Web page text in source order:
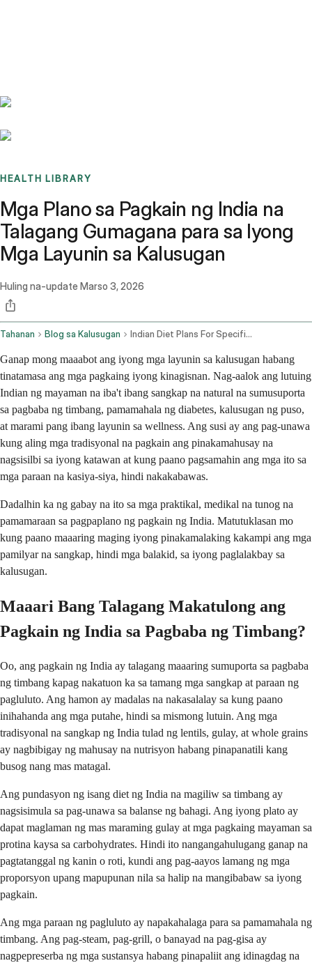
HEALTH LIBRARY
Mga Plano sa Pagkain ng India na
Talagang Gumagana para sa Iyong
Mga Layunin sa Kalusugan
Huling na-update Marso 3, 2026
Tahanan Blog sa Kalusugan Indian Diet Plans For Specific Health Goals
Ganap mong maaabot ang iyong mga layunin sa kalusugan habang
tinatamasa ang mga pagkaing iyong kinagisnan. Nag-aalok ang lutuing
Indian ng mayaman na iba't ibang sangkap na natural na sumusuporta
sa pagbaba ng timbang, pamamahala ng diabetes, kalusugan ng puso,
at marami pang ibang layunin sa wellness. Ang susi ay ang pag-unawa
kung aling mga tradisyonal na pagkain ang pinakamahusay na
nagsisilbi sa iyong katawan at kung paano pagsamahin ang mga ito sa
mga paraan na kasiya-siya, hindi nakakabawas.
Dadalhin ka ng gabay na ito sa mga praktikal, medikal na tunog na
pamamaraan sa pagpaplano ng pagkain ng India. Matutuklasan mo
kung paano maaaring maging iyong pinakamalaking kakampi ang mga
pamilyar na sangkap, hindi mga balakid, sa iyong paglalakbay sa
kalusugan.
Maaari Bang Talagang Makatulong ang
Pagkain ng India sa Pagbaba ng Timbang?
Oo, ang pagkain ng India ay talagang maaaring sumuporta sa pagbaba
ng timbang kapag nakatuon ka sa tamang mga sangkap at paraan ng
pagluluto. Ang hamon ay madalas na nakasalalay sa kung paano
inihahanda ang mga putahe, hindi sa mismong lutuin. Ang mga
tradisyonal na sangkap ng India tulad ng lentils, gulay, at whole grains
ay nagbibigay ng mahusay na nutrisyon habang pinapanatili kang
busog nang mas matagal.
Ang pundasyon ng isang diet ng India na magiliw sa timbang ay
nagsisimula sa pag-unawa sa balanse ng bahagi. Ang iyong plato ay
dapat maglaman ng mas maraming gulay at mga pagkaing mayaman sa
protina kaysa sa carbohydrates. Hindi ito nangangahulugang ganap na
pagtatanggal ng kanin o roti, kundi ang pag-aayos lamang ng mga
proporsyon upang mapupunan nila sa halip na mangibabaw sa iyong
pagkain.
Ang mga paraan ng pagluluto ay napakahalaga para sa pamamahala ng
timbang. Ang pag-steam, pag-grill, o banayad na pag-gisa ay
nagpepreserba ng mga sustansya habang pinapaliit ang idinagdag na